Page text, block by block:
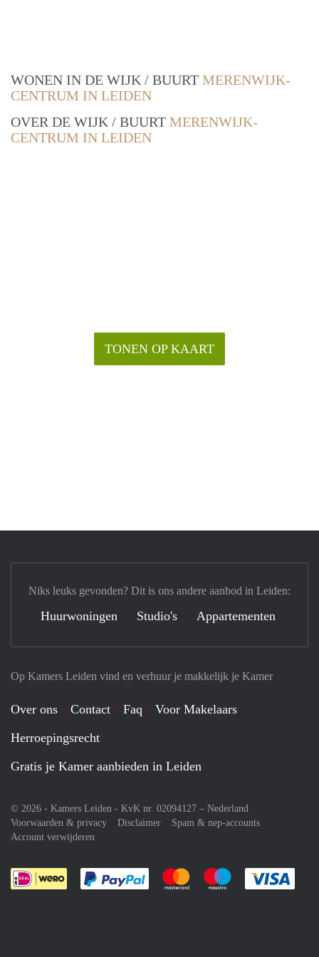
WONEN IN DE WIJK / BUURT MERENWIJK-
CENTRUM IN LEIDEN
OVER DE WIJK / BUURT MERENWIJK-
CENTRUM IN LEIDEN
TONEN OP KAART
Op Kamers Leiden vind en verhuur je makkelijk je Kamer
Over ons Contact Faq
Voor Makelaars
Herroepingsrecht
Gratis je Kamer aanbieden in Leiden
© 2026 - Kamers Leiden - KvK nr. 02094127 – Nederland
Voorwaarden & privacy
Disclaimer
Spam & nep-accounts
Account verwijderen
Je rekent gemakkelijk af met Paypal
Je rekent gemakkelijk af met
Je rekent
Niks leuks gevonden? Dit is ons andere aanbod in Leiden:
Huurwoningen Studio's Appartementen